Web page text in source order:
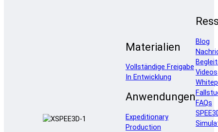
Materialien
Vollständige Freigabe
In Entwicklung
Anwendungen
Expeditionary
Production
Blog
Videos
FAQs